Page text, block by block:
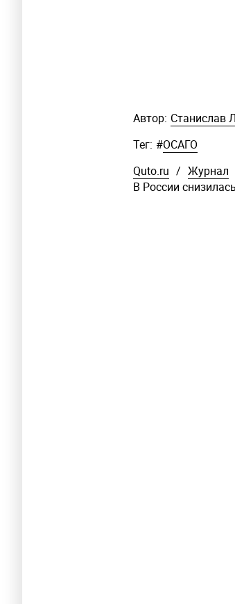
Автор: Станислав
Тег: #ОСАГО
Quto.ru / Журнал
В России